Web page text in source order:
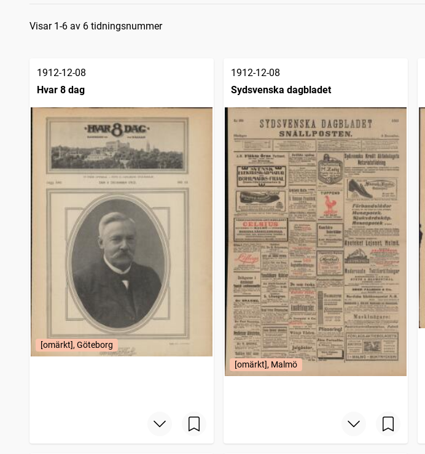
Sökresultat
Visar 1-6 av 6 tidningsnummer
1912-12-08
Hvar 8 dag
[omärkt], Göteborg
1912-12-08
Sydsvenska dagbladet
[omärkt], Malmö